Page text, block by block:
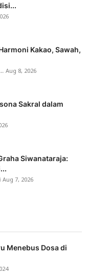
Kakao, Sawah,
Aug 8, 2026
Sakral dalam
Siwanataraja:
Aug 7, 2026
Menebus Dosa di